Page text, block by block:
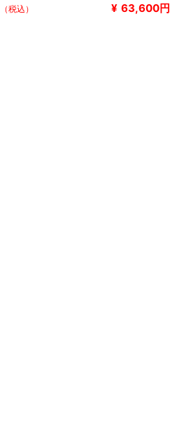
（税込） ¥ 63,600円